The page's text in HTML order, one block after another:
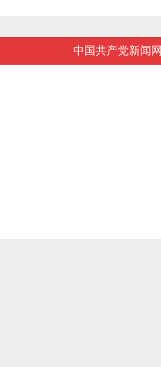
中国共产党新闻网